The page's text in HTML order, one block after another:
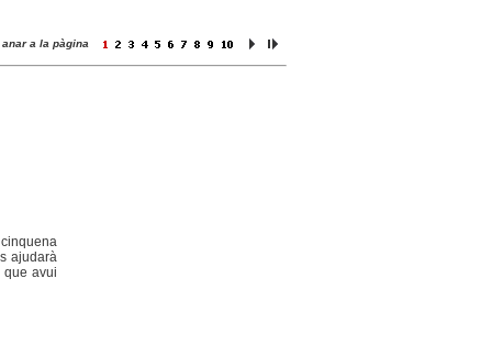
anar a la pàgina
ajudarà
que avui